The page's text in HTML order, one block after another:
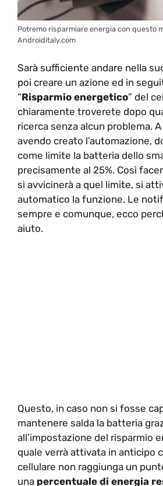
Potremo risparmiare energia con questo
Androiditaly.com
Sarà sufficiente andare nella
poi creare un azione ed in
“Risparmio energetico” del
chiaramente troverete dopo
ricerca senza alcun problema.
avendo creato l’automazione,
come limite la batteria dello
precisamente al 25%. Così
si avvicinerà a quel limite, si
automatico la funzione. Le
sempre e comunque, ecco
aiuto.
Questo, in caso non si fosse
mantenere salda la batteria
all’impostazione del risparmio
quale verrà attivata in anticipo
cellulare non raggiunga un
una percentuale di energia